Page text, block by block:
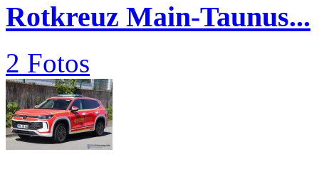
Rotkreuz Main-Taunus...
2 Fotos